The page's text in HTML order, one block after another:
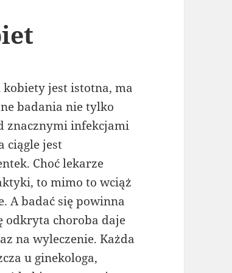
jest istotna, ma
badania nie tylko
znacznymi infekcjami
ciągle jest
Choć lekarze
to mimo to wciąż
A badać się powinna
odkryta choroba daje
na wyleczenie. Każda
u ginekologa,